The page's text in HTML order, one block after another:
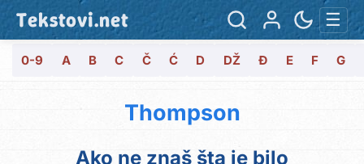
Tekstovi.net ☰
0-9 A B C Č Ć D DŽ Đ E F G
Thompson
Ako ne znaš šta je bilo